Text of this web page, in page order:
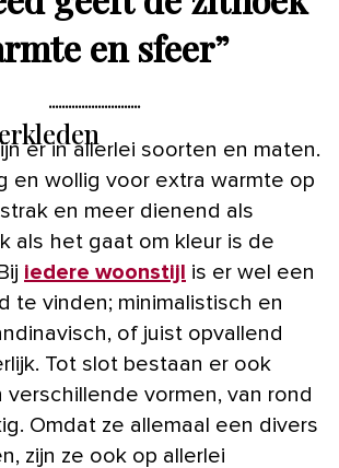
en sfeer”
er in allerlei soorten en maten.
en wollig voor extra warmte op
en meer dienend als
als het gaat om kleur is de
iedere woonstijl is er wel een
te vinden; minimalistisch en
of juist opvallend
Tot slot bestaan er ook
verschillende vormen, van rond
Omdat ze allemaal een divers
zijn ze ook op allerlei